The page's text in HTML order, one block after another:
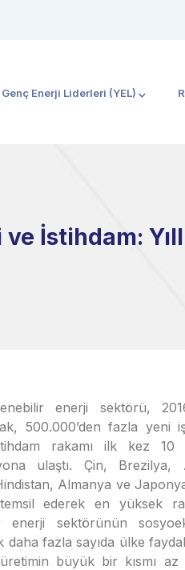
Genç Enerji Liderleri (YEL)
İstihdam:
enerji sektörü,
500.000’den fazla yeni
rakamı ilk kez 10
ulaştı. Çin, Brezilya,
Almanya ve
ederek en yüksek
enerji sektörünün
daha fazla sayıda ülke
büyük bir kısmı az